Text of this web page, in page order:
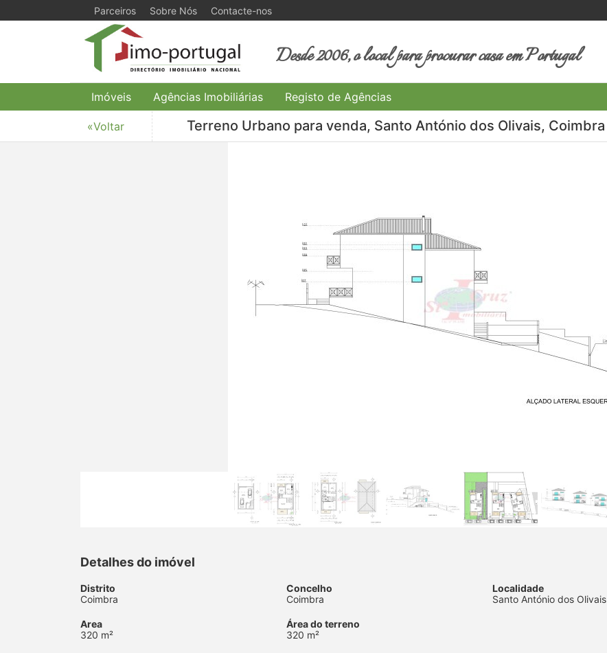
Parceiros Sobre Nós Contacte-nos
Desde 2006, o local para procurar casa em Portugal
Imóveis Agências Imobiliárias Registo de Agências
«Voltar Terreno Urbano para venda, Santo António dos Olivais, Coimbra
Detalhes do imóvel
Distrito
Coimbra
Concelho
Coimbra
Localidade
Santo António dos Olivais
Area
320 m²
Área do terreno
320 m²